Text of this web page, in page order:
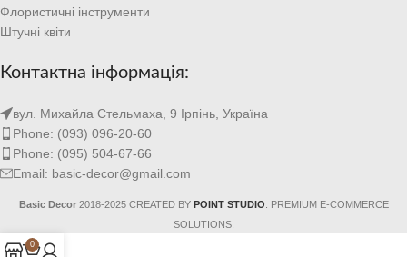
Флористичні інструменти
Штучні квіти
Контактна інформація:
вул. Михайла Стельмаха, 9 Ірпінь, Україна
Phone: (093) 096-20-60
Phone: (095) 504-67-66
Email: basic-decor@gmail.com
Basic Decor 2018-2025 CREATED BY POINT STUDIO . PREMIUM E-COMMERCE
SOLUTIONS.
0